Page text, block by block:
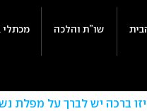
שו”ת והלכה מכתלי
ברכה יש לברך על מפלת